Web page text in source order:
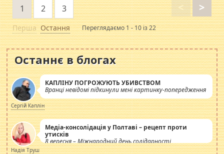
Перша
<
1 2 3 >
Остання Переглядаємо 1 - 10 із 22
Останнє в блогах
КАПЛІНУ ПОГРОЖУЮТЬ УБИВСТВОМ
Вранці невідомі підкинули мені картинку-попередження
Сергій Каплін
Медіа-консолідація у Полтаві – рецепт проти
утисків
8 вересня – Міжнародний день солідарності
журналістів.
Надія Труш